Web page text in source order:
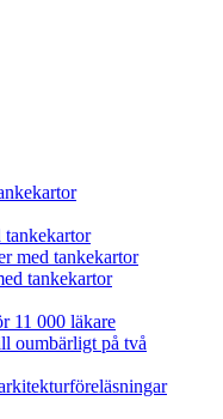
tankekartor
med tankekartor
tankekartor
11 000 läkare
oumbärligt på två